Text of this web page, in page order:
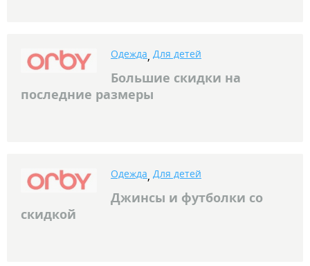
Одежда, Для детей
Большие скидки на
последние размеры
Одежда, Для детей
Джинсы и футболки со
скидкой